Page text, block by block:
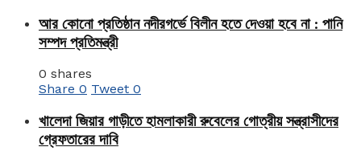
আর কোনো প্রতিষ্ঠান নদীরগর্ভে বিলীন হতে দেওয়া হবে না : পানি
সম্পদ প্রতিমন্ত্রী
0 shares
Share 0 Tweet 0
খালেদা জিয়ার গাড়ীতে হামলাকারী রুবেলের গোত্রীয় সন্ত্রাসীদের
গ্রেফতারের দাবি